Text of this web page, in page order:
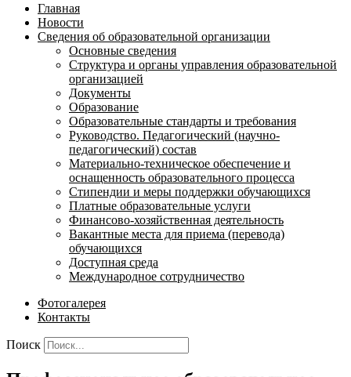
Главная
Новости
Сведения об образовательной организации
Основные сведения
Структура и органы управления образовательной
организацией
Документы
Образование
Образовательные стандарты и требования
Руководство. Педагогический (научно-
педагогический) состав
Материально-техническое обеспечение и
оснащенность образовательного процесса
Стипендии и меры поддержки обучающихся
Платные образовательные услуги
Финансово-хозяйственная деятельность
Вакантные места для приема (перевода)
обучающихся
Доступная среда
Международное сотрудничество
Фотогалерея
Контакты
Поиск